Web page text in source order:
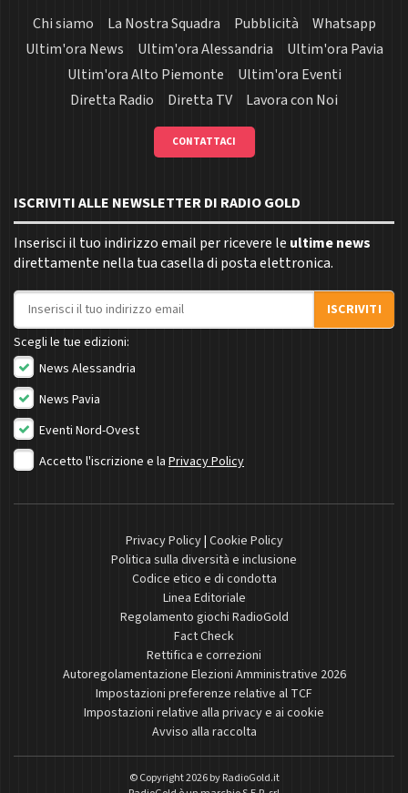
Chi siamo La Nostra Squadra Pubblicità
Whatsapp
Ultim'ora News
Ultim'ora Alessandria
Ultim'ora Pavia
Ultim'ora Alto Piemonte
Ultim'ora Eventi
Diretta Radio
Diretta TV Lavora con Noi
CONTATTACI
ISCRIVITI ALLE NEWSLETTER DI RADIO GOLD
Inserisci il tuo indirizzo email per ricevere le ultime news
direttamente nella tua casella di posta elettronica.
Indirizzo email
ISCRIVITI
Scegli le tue edizioni:
News Alessandria
News Pavia
Eventi Nord-Ovest
Accetto l'iscrizione e la Privacy Policy
Privacy Policy| Cookie Policy
Politica sulla diversità e inclusione
Codice etico e di condotta
Linea Editoriale
Regolamento giochi RadioGold
Fact Check
Rettifica e correzioni
Autoregolamentazione Elezioni Amministrative 2026
Impostazioni preferenze relative al TCF
Impostazioni relative alla privacy e ai cookie
Avviso alla raccolta
© Copyright 2026 byRadioGold.it